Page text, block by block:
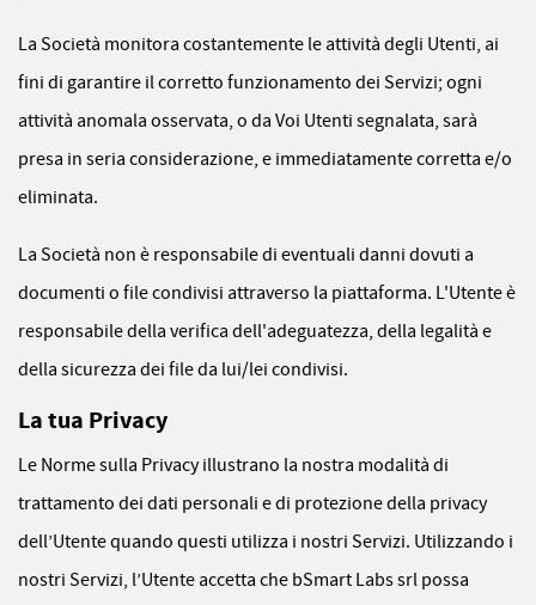
La Società monitora costantemente le attività degli Utenti, ai
fini di garantire il corretto funzionamento dei Servizi; ogni
attività anomala osservata, o da Voi Utenti segnalata, sarà
presa in seria considerazione, e immediatamente corretta e/o
eliminata.
La Società non è responsabile di eventuali danni dovuti a
documenti o file condivisi attraverso la piattaforma. L'Utente è
responsabile della verifica dell'adeguatezza, della legalità e
della sicurezza dei file da lui/lei condivisi.
La tua Privacy
Le Norme sulla Privacy illustrano la nostra modalità di
trattamento dei dati personali e di protezione della privacy
dell’Utente quando questi utilizza i nostri Servizi. Utilizzando i
nostri Servizi, l’Utente accetta che bSmart Labs srl possa